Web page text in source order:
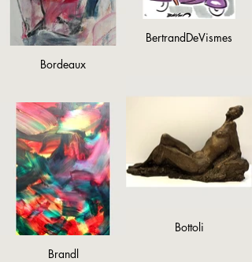
BertrandDeVismes
Bordeaux
Bottoli
Brandl